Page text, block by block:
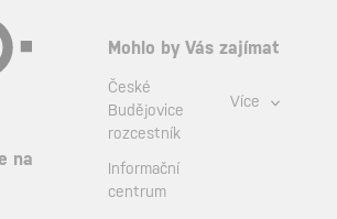
na
Mohlo by Vás zajímat
České
Budějovice
rozcestník
Informační
centrum
Více